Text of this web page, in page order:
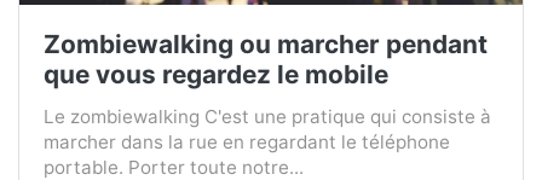
Zombiewalking ou marcher pendant
que vous regardez le mobile
Le zombiewalking C'est une pratique qui consiste à
marcher dans la rue en regardant le téléphone
portable. Porter toute notre...